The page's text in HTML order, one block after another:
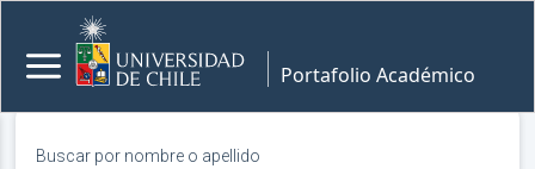
Portafolio Académico
Buscar por nombre o apellido